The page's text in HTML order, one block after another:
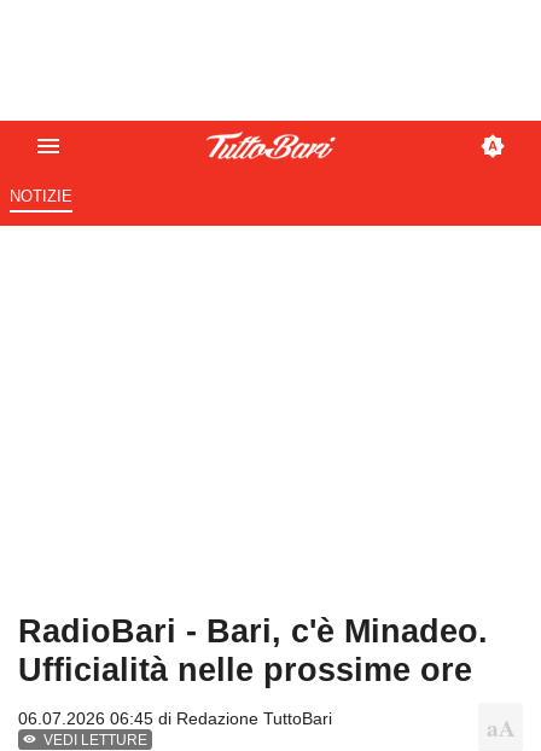
NOTIZIE
RadioBari - Bari, c'è Minadeo.
Ufficialità nelle prossime ore
06.07.2026 06:45 di Redazione TuttoBari
VEDI LETTURE